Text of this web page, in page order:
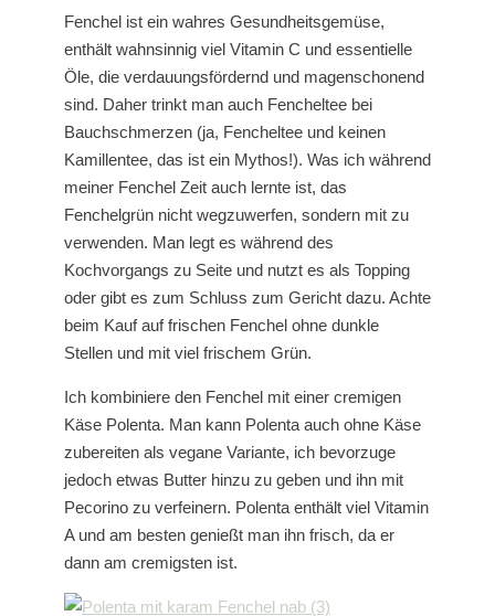
Fenchel ist ein wahres Gesundheitsgemüse,
enthält wahnsinnig viel Vitamin C und essentielle
Öle, die verdauungsfördernd und magenschonend
sind. Daher trinkt man auch Fencheltee bei
Bauchschmerzen (ja, Fencheltee und keinen
Kamillentee, das ist ein Mythos!). Was ich während
meiner Fenchel Zeit auch lernte ist, das
Fenchelgrün nicht wegzuwerfen, sondern mit zu
verwenden. Man legt es während des
Kochvorgangs zu Seite und nutzt es als Topping
oder gibt es zum Schluss zum Gericht dazu. Achte
beim Kauf auf frischen Fenchel ohne dunkle
Stellen und mit viel frischem Grün.
Ich kombiniere den Fenchel mit einer cremigen
Käse Polenta. Man kann Polenta auch ohne Käse
zubereiten als vegane Variante, ich bevorzuge
jedoch etwas Butter hinzu zu geben und ihn mit
Pecorino zu verfeinern. Polenta enthält viel Vitamin
A und am besten genießt man ihn frisch, da er
dann am cremigsten ist.